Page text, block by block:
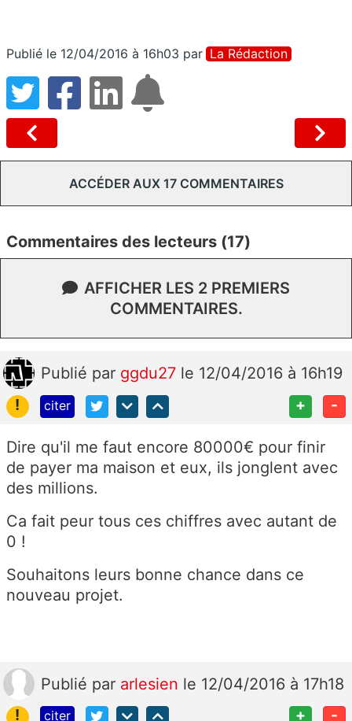
Publié le 12/04/2016 à 16h03 par La Rédaction
ACCÉDER AUX 17 COMMENTAIRES
Commentaires des lecteurs (17)
AFFICHER LES 2 PREMIERS
COMMENTAIRES.
Publié par ggdu27 le 12/04/2016 à 16h19
!
citer + -
Dire qu'il me faut encore 80000€ pour finir
de payer ma maison et eux, ils jonglent avec
des millions.
Ca fait peur tous ces chiffres avec autant de
0 !
Souhaitons leurs bonne chance dans ce
nouveau projet.
Publié par arlesien le 12/04/2016 à 17h18
!
citer + -